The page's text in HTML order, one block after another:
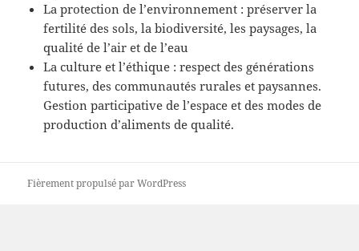
La protection de l’environnement : préserver la
fertilité des sols, la biodiversité, les paysages, la
qualité de l’air et de l’eau
La culture et l’éthique : respect des générations
futures, des communautés rurales et paysannes.
Gestion participative de l’espace et des modes de
production d’aliments de qualité.
Fièrement propulsé par WordPress